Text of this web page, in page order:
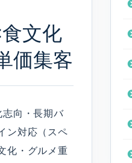
文化
価集客
志向・長期バ
ン対応（スペ
化・グルメ重